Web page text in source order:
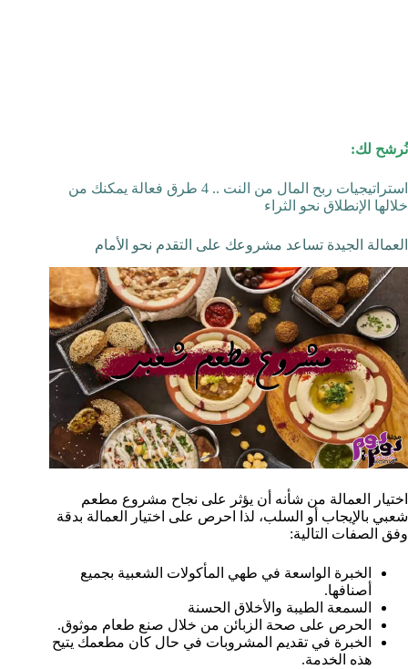
نُرشح لك:
استراتيجيات ربح المال من النت .. 4 طرق فعالة يمكنك من
خلالها الإنطلاق نحو الثراء
العمالة الجيدة تساعد مشروعك على التقدم نحو الأمام
اختيار العمالة من شأنه أن يؤثر على نجاح مشروع مطعم
شعبي بالإيجاب أو السلب، لذا احرص على اختيار العمالة بدقة
وفق الصفات التالية:
الخبرة الواسعة في طهي المأكولات الشعبية بجميع
أصنافها.
السمعة الطيبة والأخلاق الحسنة
الحرص على صحة الزبائن من خلال صنع طعام موثوق.
الخبرة في تقديم المشروبات في حال كان مطعمك يتيح
هذه الخدمة.